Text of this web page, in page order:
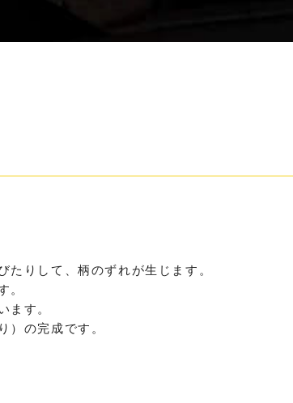
たりして、柄のずれが生じます。
。
ます。
）の完成です。